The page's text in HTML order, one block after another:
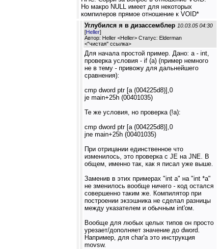
Но макро NULL имеет для некоторых
компилеров прямое отношение к VOID*
Углубился я в дизассемблер 10.03.05 04:30
[Heller]
Автор: Heller <Heller> Статус: Elderman
<"чистая" ссылка>
Для начала простой пример. Дано: a - int,
проверка условия - if (a) (пример немного
не в тему - привожу для дальнейшего
сравнения):
cmp dword ptr [a (004225d8)],0
je main+25h (00401035)
Те же условия, но проверка (!a):
cmp dword ptr [a (004225d8)],0
jne main+25h (00401035)
При отрицании единственное что
изменилось, это проверка с JE на JNE. В
общем, именно так, как я писал уже выше.
Заменив в этих примерах "int a" на "int *a"
не зменилось вообще ничего - код остался
совершенно таким же. Компилятор при
построении экзэшника не сделал разницы
между указателем и обычным int'ом.
Вообще для любых целых типов он просто
урезает/дополняет значение до dword.
Например, для char'а это инструкция
movsw.